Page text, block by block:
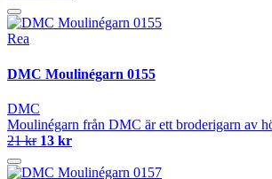
Rea
DMC Moulinégarn 0155
DMC
Moulinégarn från DMC är ett broderigarn av
21 kr 13 kr